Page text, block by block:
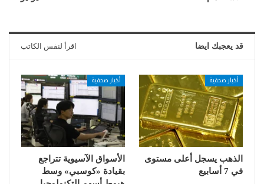
قد يعجبك ايضا اقرأ لنفس الكاتب
أخبار صحفية
الذهب يسجل أعلى مستوى
في 7 أسابيع
أخبار صحفية
الأسواق الآسيوية تتراجع
بقيادة «كوسبي» وسط